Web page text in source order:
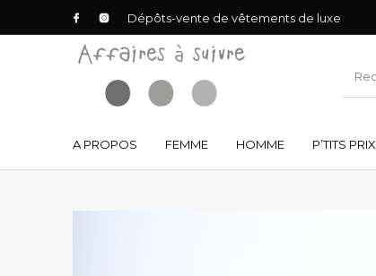
Dépôts-vente de vêtements de luxe
A PROPOS FEMME HOMME P’TITS PRIX